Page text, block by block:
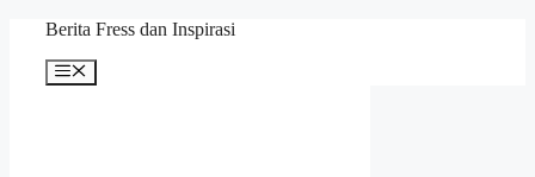
content
Berita Fress dan Inspirasi
Menu